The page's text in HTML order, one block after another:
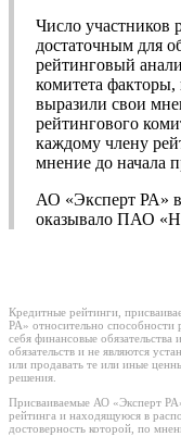
Число участников
достаточным для
рейтинговый
комитета
выразили свои
рейтингового
каждому члену
мнение до начала
АО «Эксперт РА» в
оказывало ПАО
Кредитные рейтинги,
РА» относительно способности
себя финансовые
обязательств и не являются
или продавать те или иные
решения.
Присваиваемые АО «Эксперт
рейтинга и находящуюся в
достоверность которой, по